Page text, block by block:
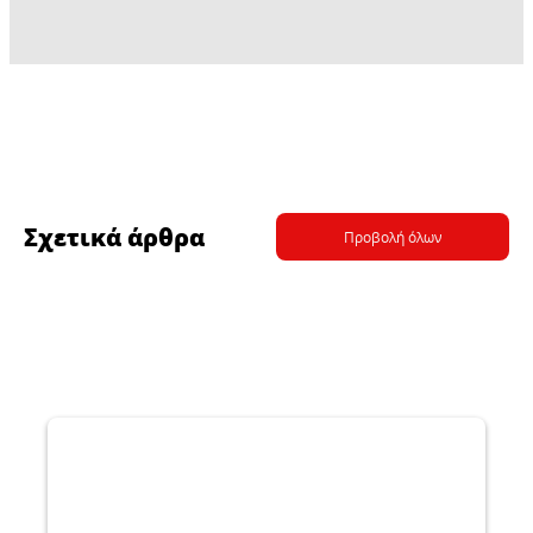
Σχετικά άρθρα Προβολή όλων